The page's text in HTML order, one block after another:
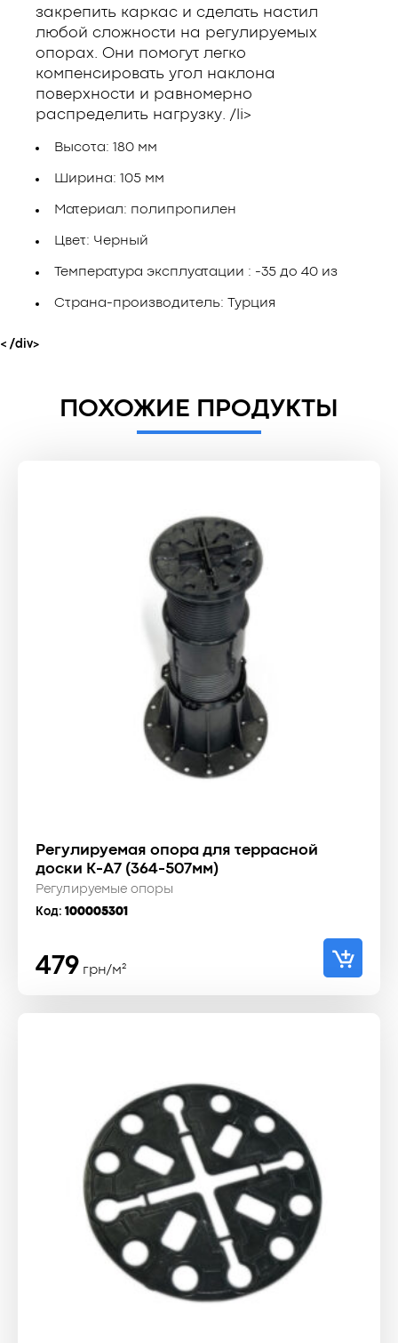
закрепить каркас и сделать настил
любой сложности на регулируемых
опорах. Они помогут легко
компенсировать угол наклона
поверхности и равномерно
распределить нагрузку. /li>
Высота: 180 мм
Ширина: 105 мм
Материал: полипропилен
Цвет: Черный
Температура эксплуатации : -35 до 40 из
Страна-производитель: Турция
< /div>
ПОХОЖИЕ ПРОДУКТЫ
Регулируемая опора для террасной
доски К-А7 (364-507мм)
Регулируемые опоры
Код: 100005301
479 грн/м²